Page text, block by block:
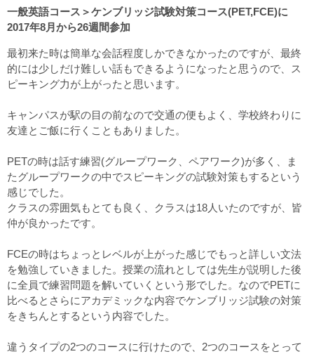
一般英語コース＞ケンブリッジ試験対策コース(PET,FCE)に
2017年8月から26週間参加
最初来た時は簡単な会話程度しかできなかったのですが、最終
的には少しだけ難しい話もできるようになったと思うので、ス
ピーキング力が上がったと思います。
キャンパスが駅の目の前なので交通の便もよく、学校終わりに
友達とご飯に行くこともありました。
PETの時は話す練習(グループワーク、ペアワーク)が多く、ま
たグループワークの中でスピーキングの試験対策もするという
感じでした。
クラスの雰囲気もとても良く、クラスは18人いたのですが、皆
仲が良かったです。
FCEの時はちょっとレベルが上がった感じでもっと詳しい文法
を勉強していきました。授業の流れとしては先生が説明した後
に全員で練習問題を解いていくという形でした。なのでPETに
比べるとさらにアカデミックな内容でケンブリッジ試験の対策
をきちんとするという内容でした。
違うタイプの2つのコースに行けたので、2つのコースをとって